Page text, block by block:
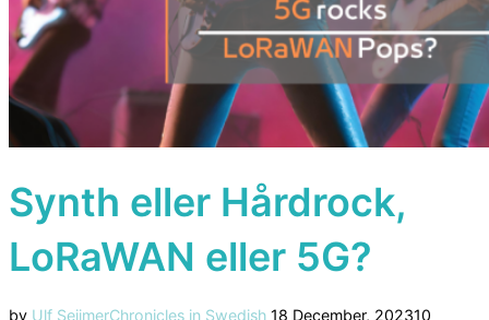
Synth eller Hårdrock,
LoRaWAN eller 5G?
by Ulf SeijmerChronicles in SwedishPosted
18 December, 202310